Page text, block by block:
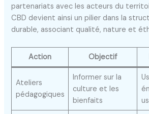
partenariats avec les acteurs du
CBD devient ainsi un pilier dans la
durable, associant qualité, nature et
Action Objectif
Ateliers
pédagogiques
Informer sur la
culture et les
bienfaits